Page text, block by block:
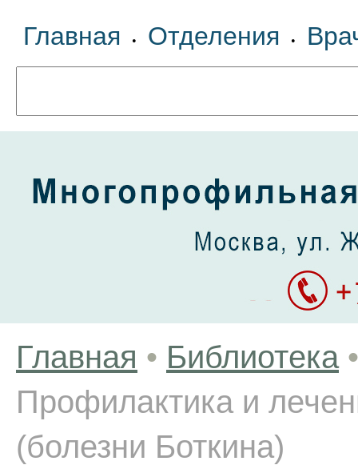
Главная • Отделения •
Главная • Библиотека •
Профилактика и
(болезни Боткина)